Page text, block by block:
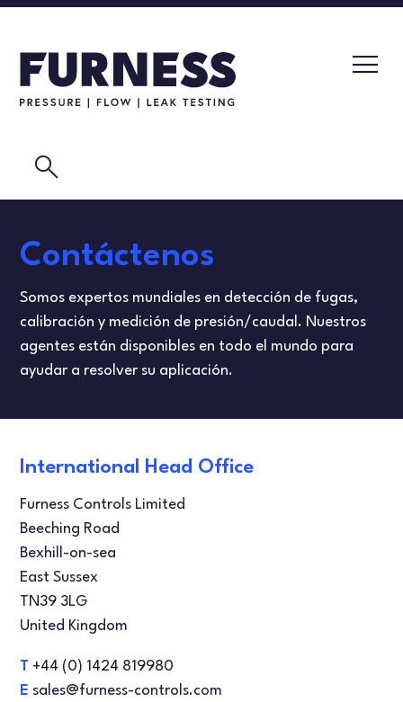
DETECTORES DE FUGAS
TRANSMISORES DE PRESIÓN
ELEMENTOS DE FLUJO
CALIBRACIÓN
VIDEOS
DANISH
search
Contáctenos
Somos expertos mundiales en detección de fugas,
calibración y medición de presión/caudal. Nuestros
agentes están disponibles en todo el mundo para
ayudar a resolver su aplicación.
International Head Office
Furness Controls Limited
Beeching Road
Bexhill-on-sea
East Sussex
TN39 3LG
United Kingdom
T +44 (0) 1424 819980
E sales@furness-controls.com